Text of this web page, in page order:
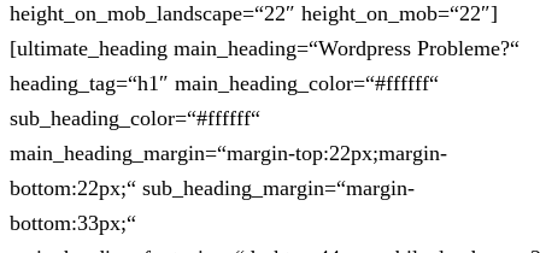
height_on_mob_landscape=“22″ height_on_mob=“22″]
[ultimate_heading main_heading=“Wordpress Probleme?“
heading_tag=“h1″ main_heading_color=“#ffffff“
sub_heading_color=“#ffffff“
main_heading_margin=“margin-top:22px;margin-
bottom:22px;“ sub_heading_margin=“margin-
bottom:33px;“